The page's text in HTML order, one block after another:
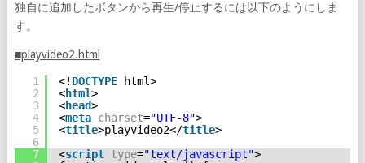
独自に追加したボタンから再生/停止するには以下のようにしま
す。
■playvideo2.html
1
2
3
4
5
6
7
<! DOCTYPE
html>
<html>
<head>
<meta charset="UTF-8">
<title>playvideo2</title>
<script type="text/javascript">